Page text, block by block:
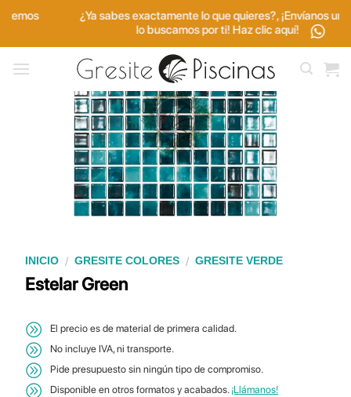
contenido
¿Ya sabes exactamente lo que quieres?, ¡Envíanos una foto y
lo buscamos por ti! Haz clic aquí!
INICIO / GRESITE COLORES / GRESITE VERDE
Estelar Green
El precio es de material de primera calidad.
No incluye IVA, ni transporte.
Pide presupuesto sin ningún tipo de compromiso.
Disponible en otros formatos y acabados. ¡Llámanos!